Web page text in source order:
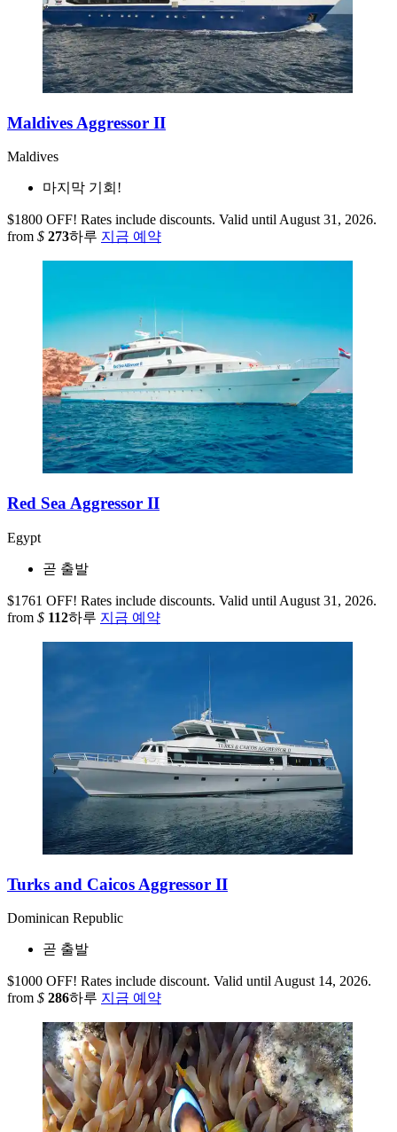
Maldives Aggressor II
Maldives
마지막 기회!
$1800 OFF! Rates include discounts. Valid until August 31, 2026.
from $ 273하루 지금 예약
Red Sea Aggressor II
Egypt
곧 출발
$1761 OFF! Rates include discounts. Valid until August 31, 2026.
from $ 112하루 지금 예약
Turks and Caicos Aggressor II
Dominican Republic
곧 출발
$1000 OFF! Rates include discount. Valid until August 14, 2026.
from $ 286하루 지금 예약